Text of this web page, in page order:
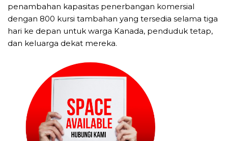
penambahan kapasitas penerbangan komersial
dengan 800 kursi tambahan yang tersedia selama tiga
hari ke depan untuk warga Kanada, penduduk tetap,
dan keluarga dekat mereka.